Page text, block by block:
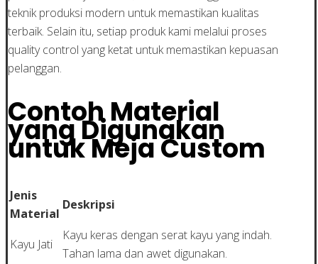
teknik produksi modern untuk memastikan kualitas
terbaik. Selain itu, setiap produk kami melalui proses
quality control yang ketat untuk memastikan kepuasan
pelanggan.
Contoh Material
yang Digunakan
untuk Meja Custom
Jenis
Material
Deskripsi
Kayu Jati
Kayu keras dengan serat kayu yang indah.
Tahan lama dan awet digunakan.